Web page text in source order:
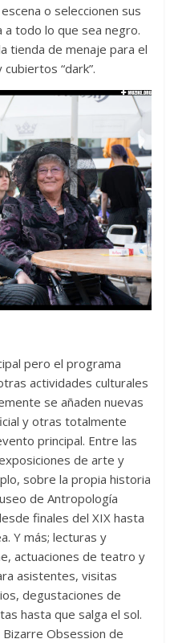
o seleccionen sus
todo lo que sea negro.
tienda de menaje para el
“dark”.
pero el programa
actividades culturales
se añaden nuevas
y otras totalmente
principal. Entre las
de arte y
sobre la propia historia
de Antropología
finales del XIX hasta
Y más; lecturas y
actuaciones de teatro y
asistentes, visitas
degustaciones de
hasta que salga el sol.
Obsession de